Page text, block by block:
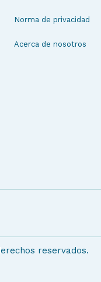
Norma de privacidad
Acerca de nosotros
reservados.